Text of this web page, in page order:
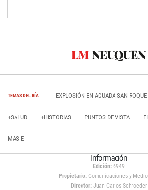
TEMAS DEL DÍA EXPLOSIÓN EN AGUADA SAN ROQUE
+SALUD +HISTORIAS PUNTOS DE VISTA
MAS E
Información
Edición: 6949
Propietario:Comunicaciones y
Director: Juan Carlos Schroeder